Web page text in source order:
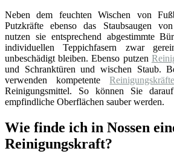
Neben dem feuchten Wischen von
Putzkräfte ebenso das Staubsaugen
nutzen sie entsprechend abgestimmte
individuellen Teppichfasern zwar
unbeschädigt bleiben. Ebenso putzen
und Schranktüren und wischen Staub.
verwenden kompetenteReinigungskräfte
Reinigungsmittel. So können Sie
empfindliche Oberflächen sauber werden.
Wie finde ich in Nossen
Reinigungskraft?